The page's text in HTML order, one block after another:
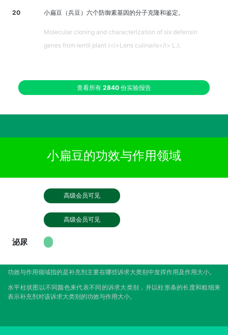
20 小扁豆（兵豆）六个防御素基因的分子克隆和鉴定。
Molecular cloning and characterization of six defensin
genes from lentil plant (<i>Lens culinaris</i> L.).
查看所有 2840 份实验报告
小扁豆的功效与作用领域
高级会员可见
高级会员可见
泌尿
功效与作用领域指的是补充剂主要在哪些诉求大类别中发挥作用及作用大小。
水平柱状图以不同颜色来代表不同的诉求大类别，并以柱形条的长度和粗细来
表示补充剂对该诉求大类别的功效与作用大小。